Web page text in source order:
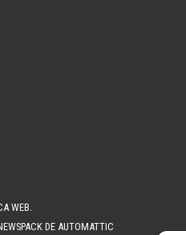
WEB.
DE AUTOMATTIC